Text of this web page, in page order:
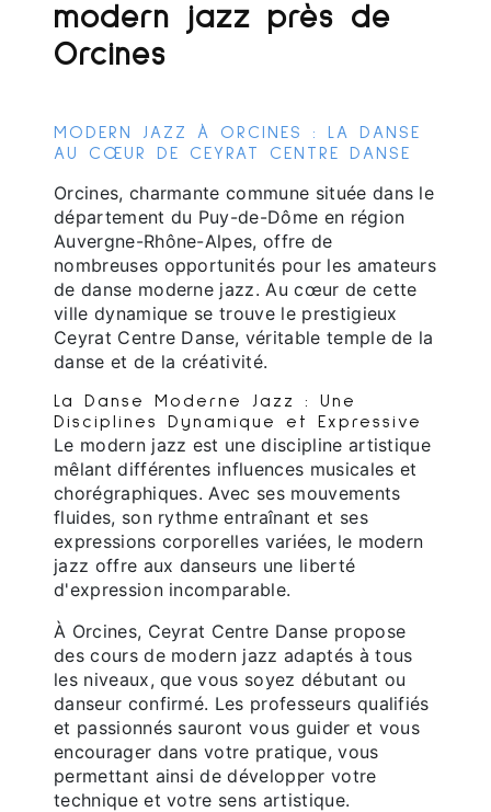
modern jazz près de
Orcines
MODERN JAZZ À ORCINES : LA DANSE
AU CŒUR DE CEYRAT CENTRE DANSE
Orcines, charmante commune située dans le
département du Puy-de-Dôme en région
Auvergne-Rhône-Alpes, offre de
nombreuses opportunités pour les amateurs
de danse moderne jazz. Au cœur de cette
ville dynamique se trouve le prestigieux
Ceyrat Centre Danse, véritable temple de la
danse et de la créativité.
La Danse Moderne Jazz : Une
Disciplines Dynamique et Expressive
Le modern jazz est une discipline artistique
mêlant différentes influences musicales et
chorégraphiques. Avec ses mouvements
fluides, son rythme entraînant et ses
expressions corporelles variées, le modern
jazz offre aux danseurs une liberté
d'expression incomparable.
À Orcines, Ceyrat Centre Danse propose
des cours de modern jazz adaptés à tous
les niveaux, que vous soyez débutant ou
danseur confirmé. Les professeurs qualifiés
et passionnés sauront vous guider et vous
encourager dans votre pratique, vous
permettant ainsi de développer votre
technique et votre sens artistique.